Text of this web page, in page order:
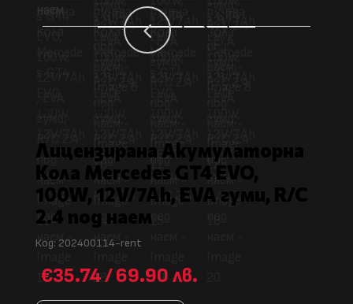
4 5
Лицензирана Акумулаторна
Кола Mercedes GT4 EVO,
100W, 12V/7Ah, EVA гуми, R/C
2.4 под наем
Код: 202400114-rent
€35.74/69.90 лв.